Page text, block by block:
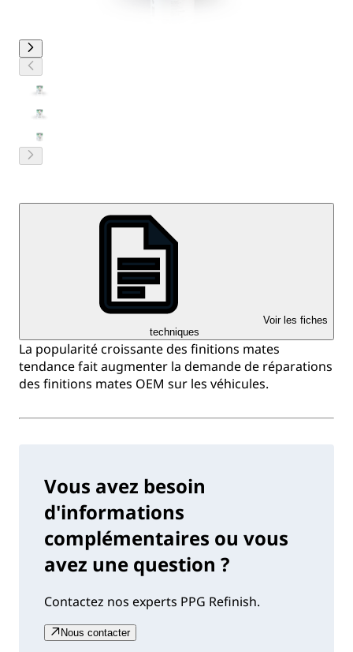
Voir les fiches
techniques
La popularité croissante des finitions mates
tendance fait augmenter la demande de réparations
des finitions mates OEM sur les véhicules.
Vous avez besoin
d'informations
complémentaires ou vous
avez une question ?
Contactez nos experts PPG Refinish.
Nous contacter